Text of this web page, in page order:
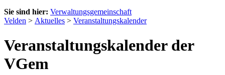
Sie sind hier: Verwaltungsgemeinschaft
Velden > Aktuelles > Veranstaltungskalender
Veranstaltungskalender der
VGem